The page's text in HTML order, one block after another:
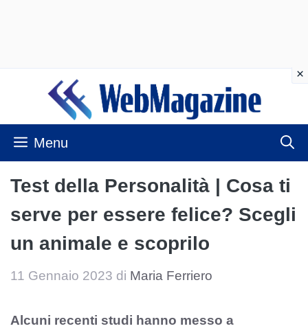
contenuto
Menu
Test della Personalità | Cosa ti
serve per essere felice? Scegli
un animale e scoprilo
11 Gennaio 2023 di Maria Ferriero
Alcuni recenti studi hanno messo a